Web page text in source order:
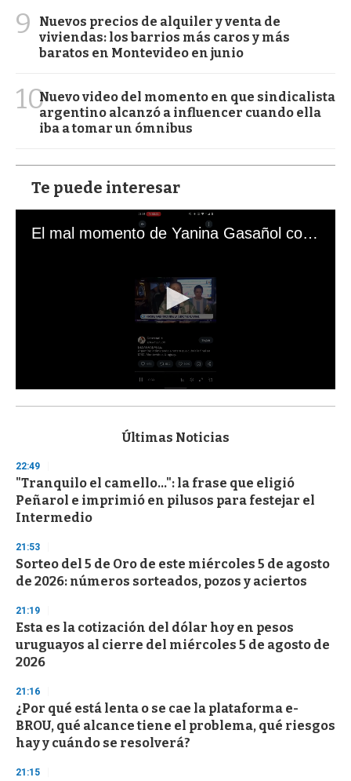
9
Nuevos precios de alquiler y venta de
viviendas: los barrios más caros y más
baratos en Montevideo en junio
10Nuevo video del momento en que sindicalista
argentino alcanzó a influencer cuando ella
iba a tomar un ómnibus
Te puede interesar
El mal momento de Yanina Gasañol con un hincha argentino en "Subrayado"
s
d
s
o
f
3
s
e
c
o
d
s
Últimas Noticias
22:49
"Tranquilo el camello...": la frase que eligió
Peñarol e imprimió en pilusos para festejar el
Intermedio
21:53
Sorteo del 5 de Oro de este miércoles 5 de agosto
de 2026: números sorteados, pozos y aciertos
21:19
Esta es la cotización del dólar hoy en pesos
uruguayos al cierre del miércoles 5 de agosto de
2026
21:16
¿Por qué está lenta o se cae la plataforma e-
BROU, qué alcance tiene el problema, qué riesgos
hay y cuándo se resolverá?
21:15